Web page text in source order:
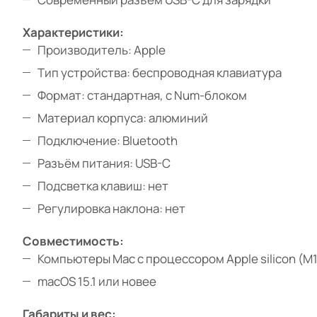
Характеристики:
Производитель: Apple
Тип устройства: беспроводная клавиатура
Формат: стандартная, с Num-блоком
Материал корпуса: алюминий
Подключение: Bluetooth
Разъём питания: USB-C
Подсветка клавиш: нет
Регулировка наклона: нет
Совместимость:
Компьютеры Mac с процессором Apple silicon
macOS 15.1 или новее